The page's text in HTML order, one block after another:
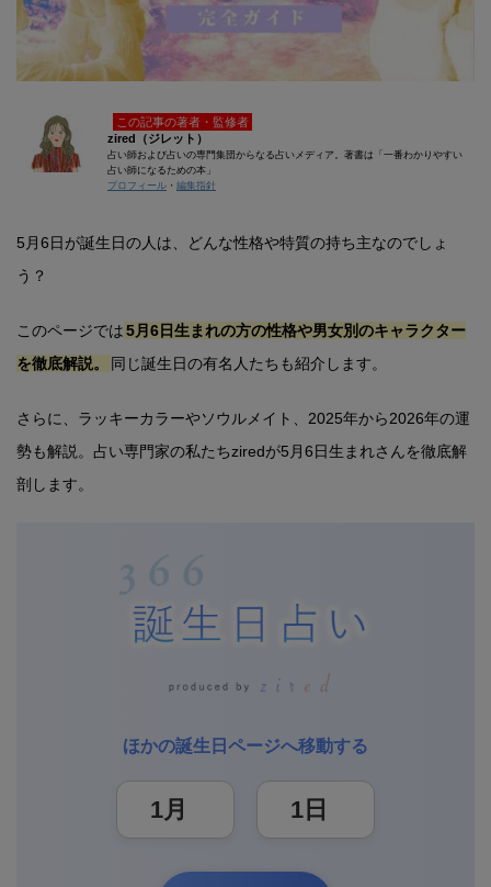
この記事の著者・監修者
zired（ジレット）
占い師および占いの専門集団からなる占いメディア。著書は「一番わかりやすい
占い師になるための本」
プロフィール ・ 編集指針
5月6日が誕生日の人は、どんな性格や特質の持ち主なのでしょ
う？
このページでは5月6日生まれの方の性格や男女別のキャラクター
を徹底解説。
同じ誕生日の有名人たちも紹介します。
さらに、ラッキーカラーやソウルメイト、2025年から2026年の運
勢も解説。占い専門家の私たちziredが5月6日生まれさんを徹底解
剖します。
ほかの誕生日ページへ移動する